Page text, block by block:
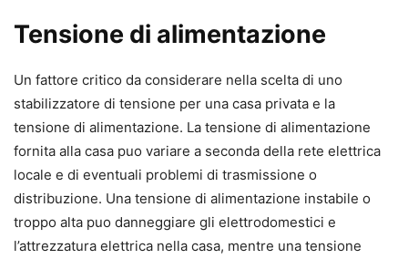
Tensione di alimentazione
Un fattore critico da considerare nella scelta di uno
stabilizzatore di tensione per una casa privata e la
tensione di alimentazione. La tensione di alimentazione
fornita alla casa puo variare a seconda della rete elettrica
locale e di eventuali problemi di trasmissione o
distribuzione. Una tensione di alimentazione instabile o
troppo alta puo danneggiare gli elettrodomestici e
l’attrezzatura elettrica nella casa, mentre una tensione